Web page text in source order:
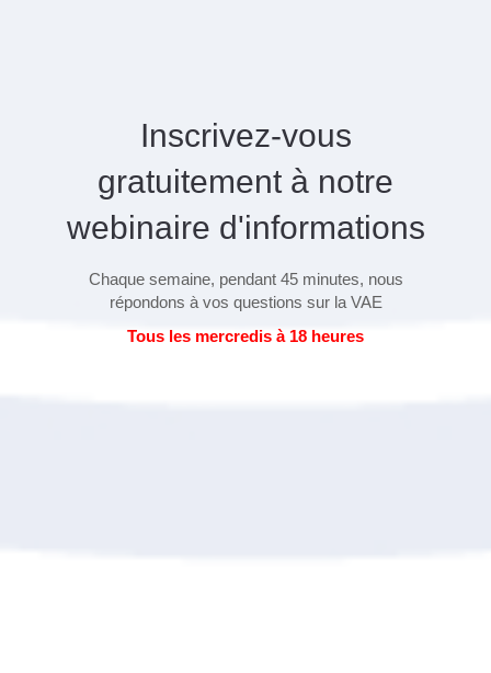
Inscrivez-vous
gratuitement à notre
webinaire d'informations
Chaque semaine, pendant 45 minutes, nous
répondons à vos questions sur la VAE
Tous les mercredis à 18 heures